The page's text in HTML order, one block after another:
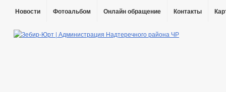
Новости Фотоальбом Онлайн обращение Контакты